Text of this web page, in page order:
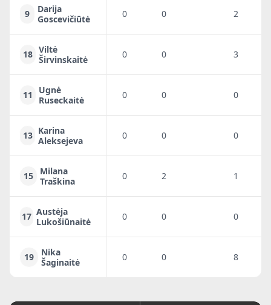
9
Darija
Goscevičiūtė
0 0 2
18 Viltė
Širvinskaitė
0 0 3
11
Ugnė
Ruseckaitė
0 0 0
13 Karina
Aleksejeva
0 0 0
15
Milana
Traškina
0 2 1
17 Austėja
Lukošiūnaitė
0 0 0
19
Nika
Šaginaitė
0 0 8